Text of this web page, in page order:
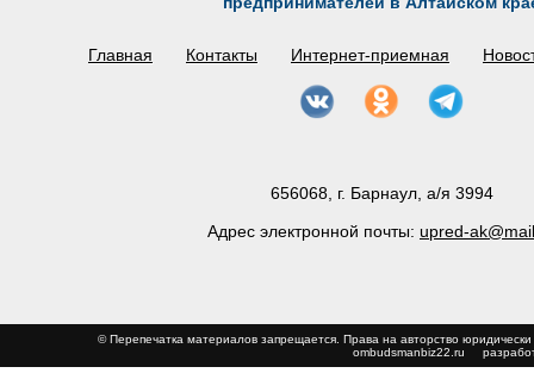
Главная Контакты Интернет-приемная
656068, г. Барнаул, а/я 3994
Адрес электронной почты: upred-
© Перепечатка материалов запрещается. Права на авторство
ombudsmanbiz22.ru